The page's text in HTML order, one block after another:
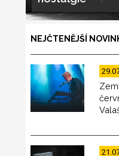
NEJČTENĚJŠÍ